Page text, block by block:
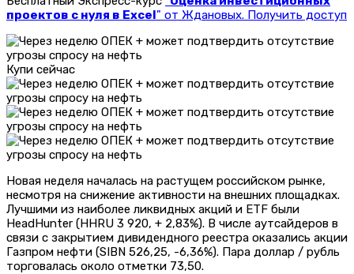
проектов с нуля в Excel" от Ждановых. Получить доступ
Купи сейчас
Новая неделя началась на растущем российском рынке,
несмотря на снижение активности на внешних площадках.
Лучшими из наиболее ликвидных акций и ETF были
HeadHunter (HHRU 3 920, + 2,83%). В числе аутсайдеров в
связи с закрытием дивидендного реестра оказались акции
Газпром нефти (SIBN 526,25, -6,36%). Пара доллар / рубль
торговалась около отметки 73,50.